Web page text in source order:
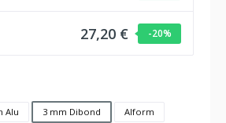
27,20 € -20%
Alu 3 mm Dibond Alform